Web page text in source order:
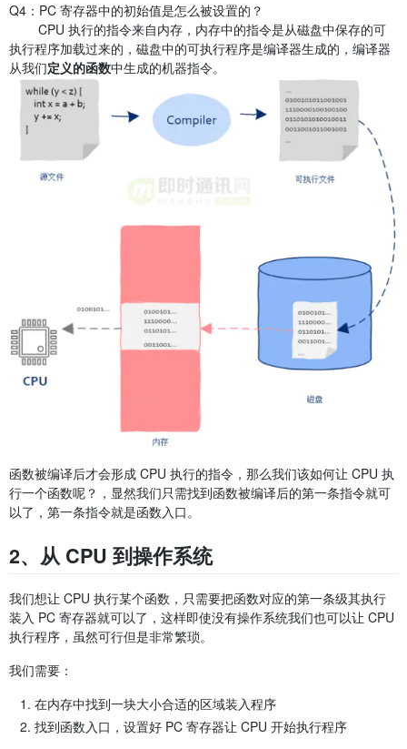
Q4：PC 寄存器中的初始值是怎么被设置的？
CPU 执行的指令来自内存，内存中的指令是从磁盘中保存的可
执行程序加载过来的，磁盘中的可执行程序是编译器生成的，编译器
从我们定义的函数中生成的机器指令。
函数被编译后才会形成 CPU 执行的指令，那么我们该如何让 CPU 执
行一个函数呢？，显然我们只需找到函数被编译后的第一条指令就可
以了，第一条指令就是函数入口。
2、从 CPU 到操作系统
我们想让 CPU 执行某个函数，只需要把函数对应的第一条级其执行
装入 PC 寄存器就可以了，这样即使没有操作系统我们也可以让 CPU
执行程序，虽然可行但是非常繁琐。
我们需要：
在内存中找到一块大小合适的区域装入程序
找到函数入口，设置好 PC 寄存器让 CPU 开始执行程序